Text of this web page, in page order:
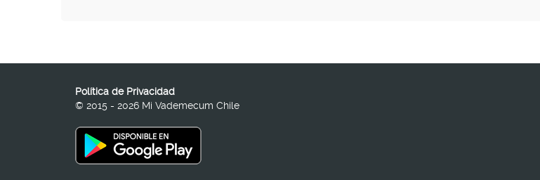
Política de Privacidad
© 2015 - 2026 Mi Vademecum Chile